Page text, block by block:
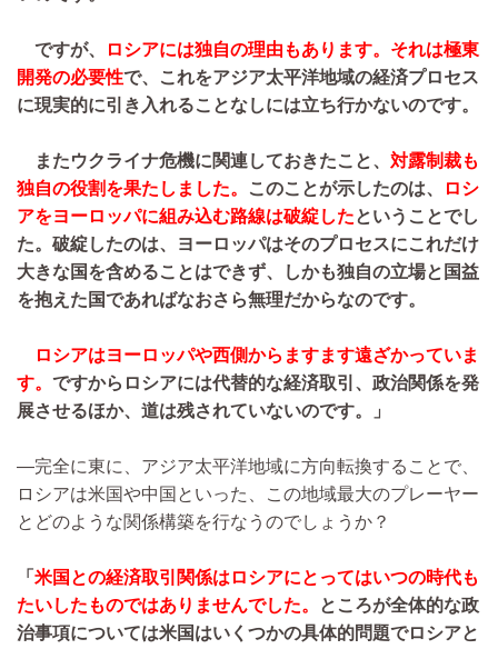
ですが、
ロシアには独自の理由もあります。それは極東
開発の必要性で、これをアジア太平洋地域の経済プロセス
に現実的に引き入れることなしには立ち行かないのです。
またウクライナ危機に関連しておきたこと、 対露制裁も
独自の役割を果たしました。
このことが示したのは、
ロシ
アをヨーロッパに組み込む路線は破綻したということでし
た。破綻したのは、ヨーロッパはそのプロセスにこれだけ
大きな国を含めることはできず、しかも独自の立場と国益
を抱えた国であればなおさら無理だからなのです。
ロシアはヨーロッパや西側からますます遠ざかっていま
す。 ですからロシアには代替的な経済取引、政治関係を発
展させるほか、道は残されていないのです。」
―完全に東に、アジア太平洋地域に方向転換することで、
ロシアは米国や中国といった、この地域最大のプレーヤー
とどのような関係構築を行なうのでしょうか？
「 米国との経済取引関係はロシアにとってはいつの時代も
たいしたものではありませんでした。
ところが全体的な政
治事項については米国はいくつかの具体的問題でロシアと